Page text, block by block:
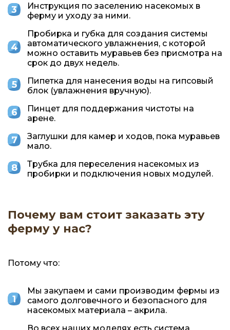
Инструкция по заселению насекомых в
ферму и уходу за ними.
Пробирка и губка для создания системы
автоматического увлажнения, с которой
можно оставить муравьев без присмотра на
срок до двух недель.
Пипетка для нанесения воды на гипсовый
блок (увлажнения вручную).
Пинцет для поддержания чистоты на
арене.
Заглушки для камер и ходов, пока муравьев
мало.
Трубка для переселения насекомых из
пробирки и подключения новых модулей.
Почему вам стоит заказать эту
ферму у нас?
Потому что:
Мы закупаем и сами производим фермы из
самого долговечного и безопасного для
насекомых материала – акрила.